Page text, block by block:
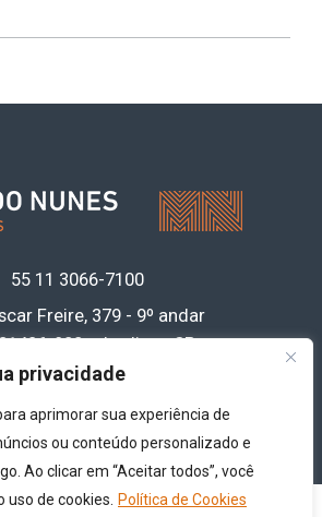
privacidade
aprimorar sua experiência de
ou conteúdo personalizado e
Ao clicar em “Aceitar todos”, você
de cookies.
Política de Cookies
55 11 3066-7100
Freire, 379 - 9º andar
900 • Jardins - SP
política de privacidade de
dados